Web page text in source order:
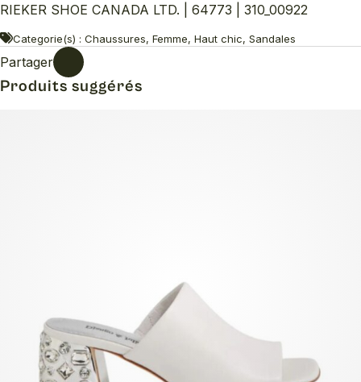
RIEKER SHOE CANADA LTD. | 64773 | 310_00922
Categorie(s) : Chaussures, Femme, Haut chic, Sandales
Partager
Produits suggérés